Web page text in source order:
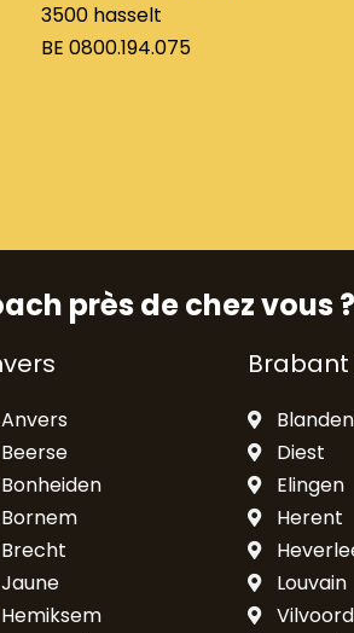
3500 hasselt
BE 0800.194.075
près de chez vous ?
Anvers
Beerse
Bonheiden
Bornem
Brecht
Jaune
Hemiksem
Blanden
Diest
Elingen
Herent
Louvain